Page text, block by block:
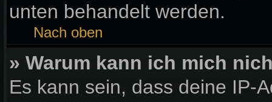
unten behandelt werden.
Nach oben
» Warum kann ich mich
Es kann sein, dass deine IP-